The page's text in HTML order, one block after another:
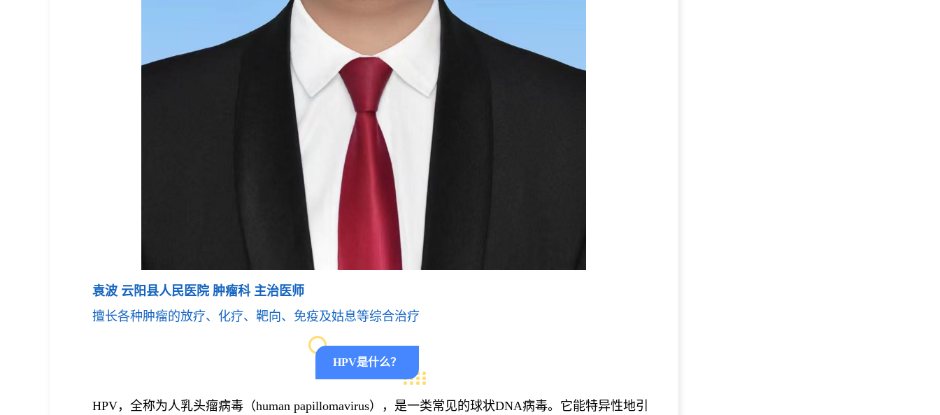
袁波 云阳县人民医院 肿瘤科 主治医师
擅长各种肿瘤的放疗、化疗、靶向、免疫及姑息等综合治疗
HPV是什么？
HPV，全称为人乳头瘤病毒（human papillomavirus），是一类常见的球状DNA病毒。它能特异性地引